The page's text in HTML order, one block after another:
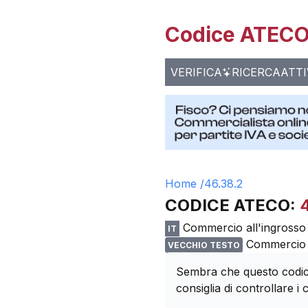
Codice
VERIFICA RICERCA
Home /46.38.2
CODICE ATECO:
IT Commercio
VECCHIO TESTO
Sembra che questo
consiglia di controllare i